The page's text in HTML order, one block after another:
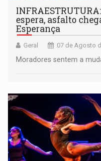
espera, asfalto
Esperança
Geral 07 de Agosto
Moradores sentem a